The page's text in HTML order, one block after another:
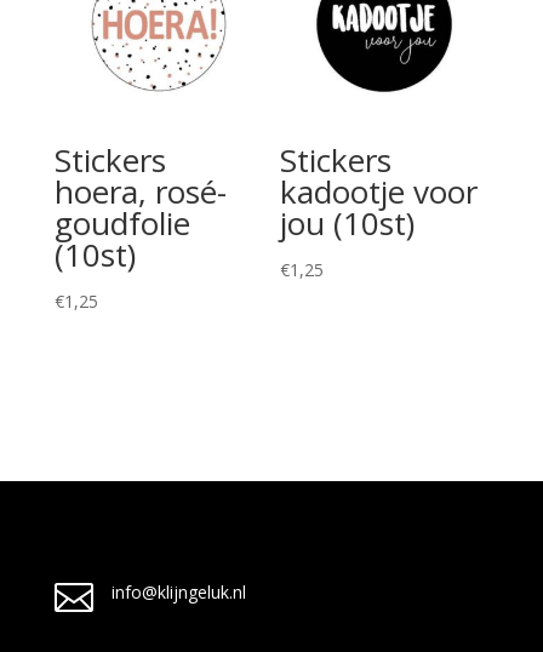
Stickers
hoera, rosé-
goudfolie
(10st)
€1,25
Stickers
kadootje voor
jou (10st)
€1,25
 info@klijngeluk.nl